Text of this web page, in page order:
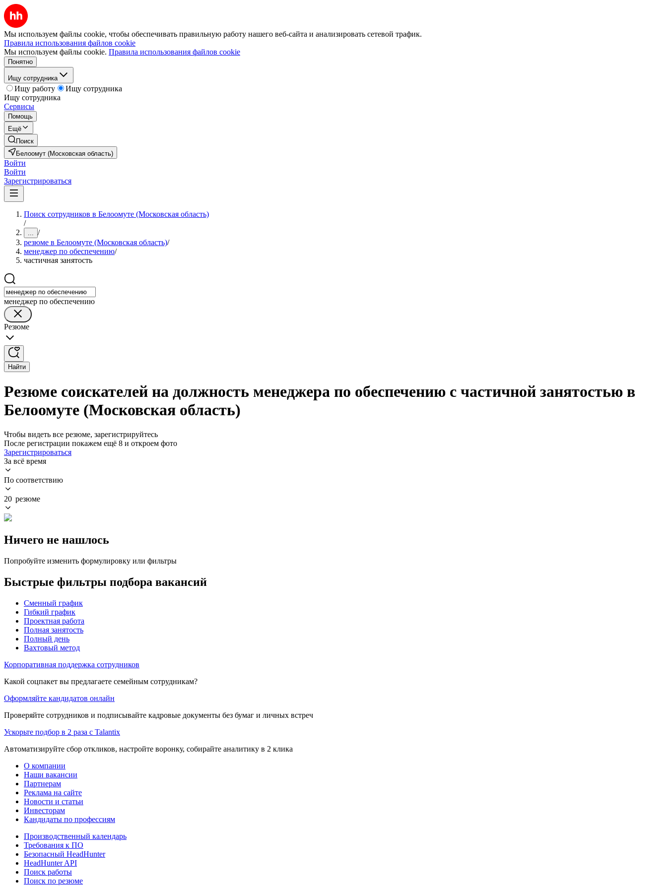
Мы используем файлы cookie, чтобы обеспечивать правильную работу нашего веб-сайта и анализировать сетевой трафик.
Правила использования файлов cookie
Мы используем файлы cookie. Правила использования файлов cookie
Понятно
Ищу сотрудника
Ищу работу
Ищу сотрудника
Ищу сотрудника
Сервисы
Помощь
Ещё
Поиск
Белоомут (Московская область)
Войти
Войти
Зарегистрироваться
Поиск сотрудников в Белоомуте (Московская область)
/
... /
резюме в Белоомуте (Московская область)/
менеджер по обеспечению/
частичная занятость
менеджер по обеспечению
Резюме
Найти
Резюме соискателей на должность менеджера по обеспечению с частичной занятостью в
Белоомуте (Московская область)
Чтобы видеть все резюме, зарегистрируйтесь
После регистрации покажем ещё 8 и откроем фото
Зарегистрироваться
За всё время
По соответствию
20 резюме
Ничего не нашлось
Попробуйте изменить формулировку или фильтры
Быстрые фильтры подбора вакансий
Сменный график
Гибкий график
Проектная работа
Полная занятость
Полный день
Вахтовый метод
Корпоративная поддержка сотрудников
Какой соцпакет вы предлагаете семейным сотрудникам?
Оформляйте кандидатов онлайн
Проверяйте сотрудников и подписывайте кадровые документы без бумаг и личных встреч
Ускорьте подбор в 2 раза с Talantix
Автоматизируйте сбор откликов, настройте воронку, собирайте аналитику в 2 клика
О компании
Наши вакансии
Партнерам
Реклама на сайте
Новости и статьи
Инвесторам
Кандидаты по профессиям
Производственный календарь
Требования к ПО
Безопасный HeadHunter
HeadHunter API
Поиск работы
Поиск по резюме